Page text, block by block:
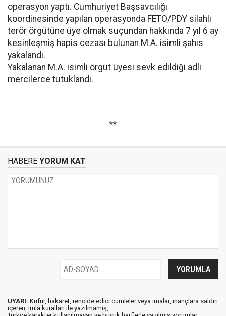
operasyon yaptı. Cumhuriyet Başsavcılığı
koordinesinde yapılan operasyonda FETÖ/PDY silahlı
terör örgütüne üye olmak suçundan hakkında 7 yıl 6 ay
kesinleşmiş hapis cezası bulunan M.A. isimli şahıs
yakalandı.
Yakalanan M.A. isimli örgüt üyesi sevk edildiği adli
mercilerce tutuklandı.
**
HABERE YORUM KAT
UYARI: Küfür, hakaret, rencide edici cümleler veya imalar, inançlara saldırı
içeren, imla kuralları ile yazılmamış,